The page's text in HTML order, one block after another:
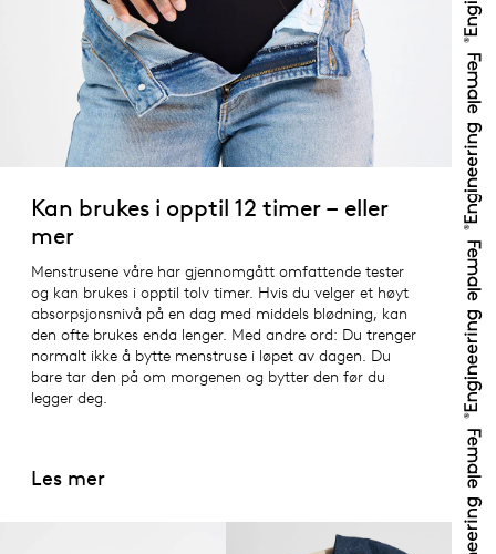
Kan brukes i opptil 12 timer – eller
mer
Menstrusene våre har gjennomgått omfattende tester
og kan brukes i opptil tolv timer. Hvis du velger et høyt
absorpsjonsnivå på en dag med middels blødning, kan
den ofte brukes enda lenger. Med andre ord: Du trenger
normalt ikke å bytte menstruse i løpet av dagen. Du
bare tar den på om morgenen og bytter den før du
legger deg.
Les mer